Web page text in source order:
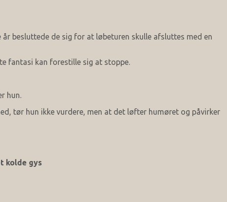
besluttede de sig for at løbeturen skulle afsluttes med en
fantasi kan forestille sig at stoppe.
hun.
tør hun ikke vurdere, men at det løfter humøret og påvirker
kolde gys